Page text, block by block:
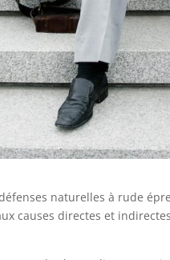
naturelles à rude
causes directes et